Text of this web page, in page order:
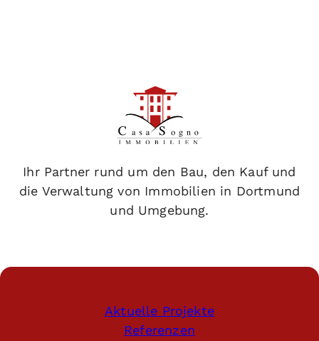
Ihr Partner rund um den Bau, den Kauf und
die Verwaltung von Immobilien in Dortmund
und Umgebung.
Aktuelle Projekte
Referenzen